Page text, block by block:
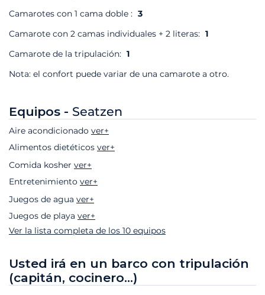
Camarotes con 1 cama doble : 3
Camarote con 2 camas individuales + 2 literas: 1
Camarote de la tripulación: 1
Nota: el confort puede variar de una camarote a otro.
Equipos - Seatzen
Aire acondicionado ver+
Alimentos dietéticos ver+
Comida kosher ver+
Entretenimiento ver+
Juegos de agua ver+
Juegos de playa ver+
Ver la lista completa de los 10 equipos
Usted irá en un barco con tripulación
(capitán, cocinero...)